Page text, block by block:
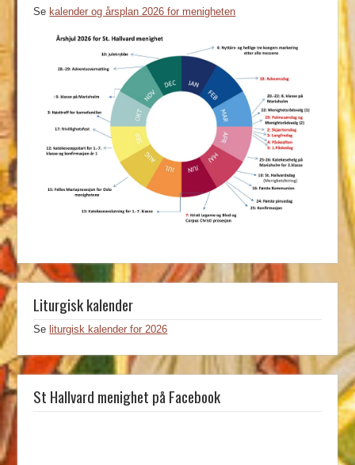
Sekalender og årsplan 2026 for menigheten
Liturgisk kalender
Se liturgisk kalender for 2026
St Hallvard menighet på Facebook